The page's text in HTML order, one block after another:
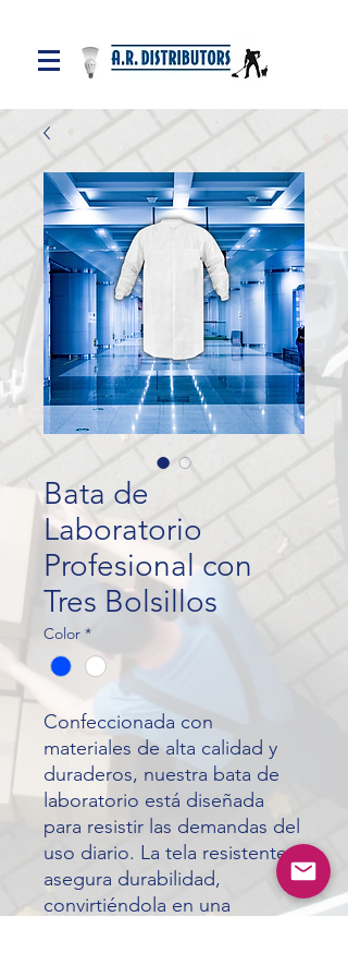
Bata de
Laboratorio
Profesional con
Tres Bolsillos
Color *
Confeccionada con
materiales de alta calidad y
duraderos, nuestra bata de
laboratorio está diseñada
para resistir las demandas del
uso diario. La tela resistente
asegura durabilidad,
convirtiéndola en una